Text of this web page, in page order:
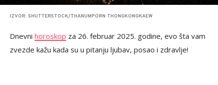
IZVOR: SHUTTERSTOCK/THANUMPORN THONGKONGKAEW
Dnevni horoskop za 26. februar 2025. godine, evo šta vam
zvezde kažu kada su u pitanju ljubav, posao i zdravlje!